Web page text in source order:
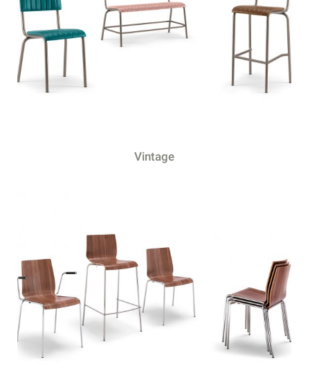
Vintage